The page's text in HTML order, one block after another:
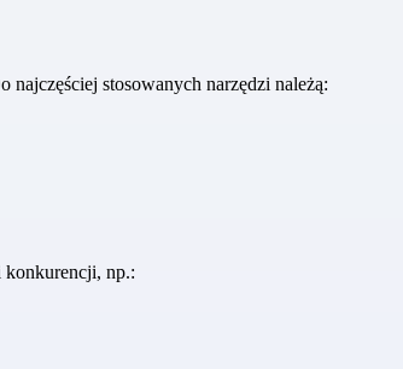
najczęściej stosowanych narzędzi należą:
konkurencji, np.: